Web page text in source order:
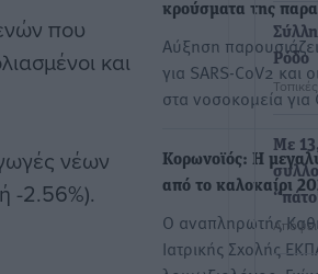
που
και
νέων
-2.56%).
κρούσματα της
Αύξηση
για SARS-CoV2 και
στα νοσοκομεία
Κορωνοϊός: Η
από το καλοκαίρι
Ο αναπληρωτής
Ιατρικής Σχολής
Ρόδο
Με